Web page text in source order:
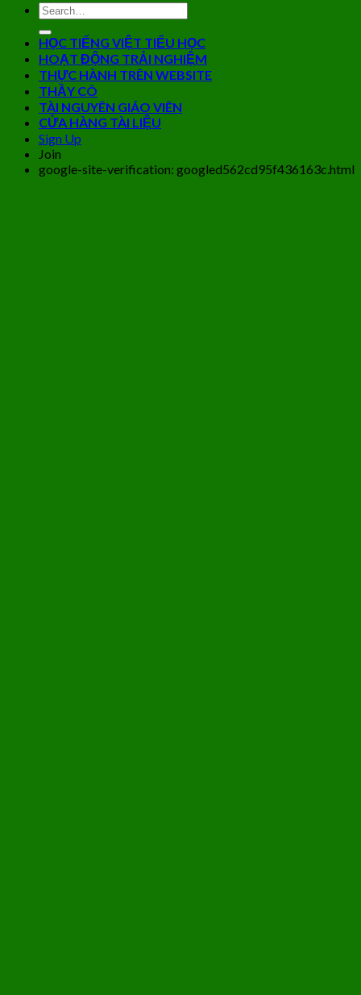
HỌC TIẾNG VIỆT TIỂU HỌC
HOẠT ĐỘNG TRẢI NGHIỆM
THỰC HÀNH TRÊN WEBSITE
THẦY CÔ
TÀI NGUYÊN GIÁO VIÊN
CỬA HÀNG TÀI LIỆU
Sign Up
Join
google-site-verification: googled562cd95f436163c.html